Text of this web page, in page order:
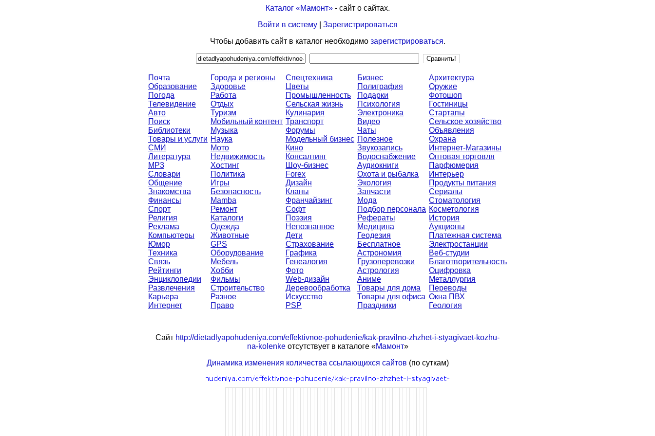
Каталог «Мамонт»- сайт о сайтах.
Войти в систему| Зарегистрироваться
Чтобы добавить сайт в каталог необходимо зарегистрироваться.
Почта
Образование
Погода
Телевидение
Авто
Поиск
Библиотеки
Товары и услуги
СМИ
Литература
MP3
Словари
Общение
Знакомства
Финансы
Спорт
Религия
Реклама
Компьютеры
Юмор
Техника
Связь
Рейтинги
Энциклопедии
Развлечения
Карьера
Интернет
Города и регионы
Здоровье
Работа
Отдых
Туризм
Мобильный контент
Музыка
Наука
Мото
Недвижимость
Хостинг
Политика
Игры
Безопасность
Mamba
Ремонт
Каталоги
Одежда
Животные
GPS
Оборудование
Мебель
Хобби
Фильмы
Строительство
Разное
Право
Спецтехника
Цветы
Промышленность
Сельская жизнь
Кулинария
Транспорт
Форумы
Модельный бизнес
Кино
Консалтинг
Шоу-бизнес
Forex
Дизайн
Кланы
Франчайзинг
Софт
Поэзия
Непознанное
Дети
Страхование
Графика
Генеалогия
Фото
Web-дизайн
Деревообработка
Искусство
PSP
Бизнес
Полиграфия
Подарки
Психология
Электроника
Видео
Чаты
Полезное
Звукозапись
Водоснабжение
Аудиокниги
Охота и рыбалка
Экология
Запчасти
Мода
Подбор персонала
Рефераты
Медицина
Геодезия
Бесплатное
Астрономия
Грузоперевозки
Астрология
Аниме
Товары для дома
Товары для офиса
Праздники
Архитектура
Оружие
Фотошоп
Гостиницы
Стартапы
Сельское хозяйство
Объявления
Охрана
Интернет-Магазины
Оптовая торговля
Парфюмерия
Интерьер
Продукты питания
Сериалы
Стоматология
Косметология
История
Аукционы
Платежная система
Электростанции
Веб-студии
Благотворительность
Оцифровка
Металлургия
Переводы
Окна ПВХ
Геология
Сайт http://dietadlyapohudeniya.com/effektivnoe-pohudenie/kak-pravilno-zhzhet-i-styagivaet-kozhu-
na-kolenkeотсутствует в каталоге «Мамонт»
Динамика изменения количества ссылающихся сайтов (по суткам)